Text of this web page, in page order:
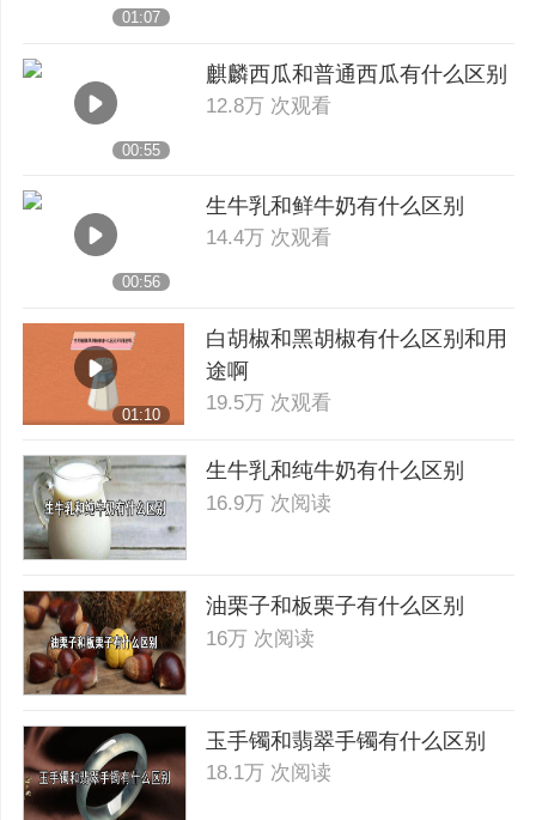
01:07
00:55
麒麟西瓜和普通西瓜有什么区别
12.8万 次观看
00:56
生牛乳和鲜牛奶有什么区别
14.4万 次观看
01:10
白胡椒和黑胡椒有什么区别和用
途啊
19.5万 次观看
生牛乳和纯牛奶有什么区别
16.9万 次阅读
油栗子和板栗子有什么区别
16万 次阅读
玉手镯和翡翠手镯有什么区别
18.1万 次阅读